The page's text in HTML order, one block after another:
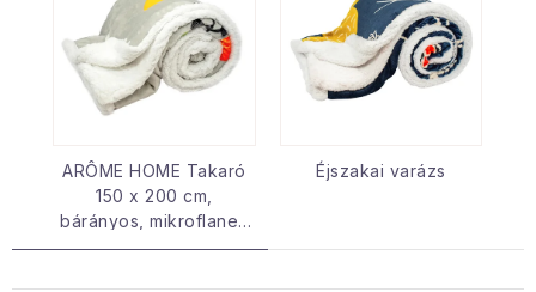
ARÔME HOME Takaró
150 x 200 cm,
bárányos, mikroflanel,
460 GSM
Éjszakai varázs